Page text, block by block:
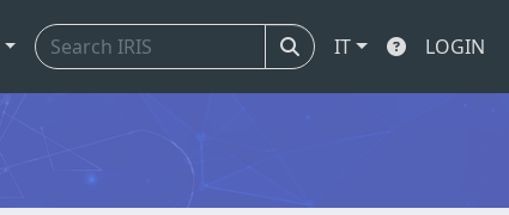
IT LOGIN